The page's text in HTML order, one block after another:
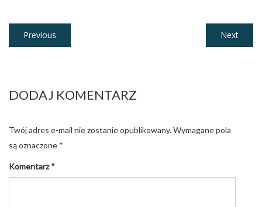
Nawigacja
wpisu
Previous
post:
NextNext
post:
DODAJ KOMENTARZ
Twój adres e-mail nie zostanie opublikowany.Wymagane pola
są oznaczone *
Komentarz*